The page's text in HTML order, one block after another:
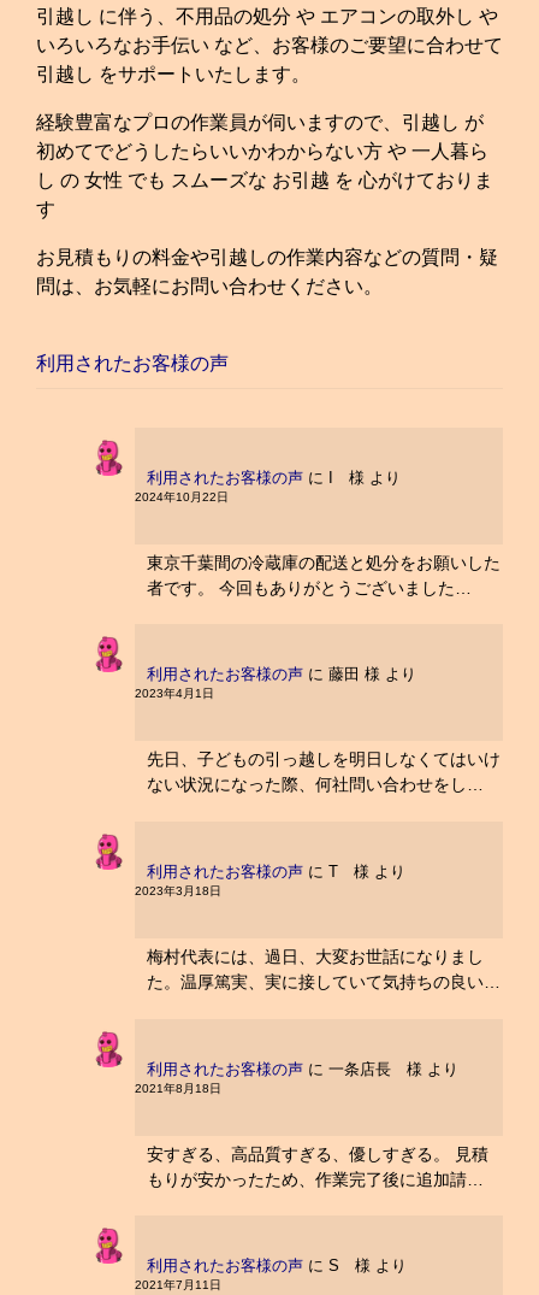
引越し に伴う、不用品の処分 や エアコンの取外し や
いろいろなお手伝い など、お客様のご要望に合わせて
引越し をサポートいたします。
経験豊富なプロの作業員が伺いますので、引越し が
初めてでどうしたらいいかわからない方 や 一人暮ら
し の 女性 でも スムーズな お引越 を 心がけておりま
す
お見積もりの料金や引越しの作業内容などの質問・疑
問は、お気軽にお問い合わせください。
利用されたお客様の声
利用されたお客様の声 に I 様 より
2024年10月22日
東京千葉間の冷蔵庫の配送と処分をお願いした
者です。 今回もありがとうございました…
利用されたお客様の声 に 藤田 様 より
2023年4月1日
先日、子どもの引っ越しを明日しなくてはいけ
ない状況になった際、何社問い合わせをし…
利用されたお客様の声 に T 様 より
2023年3月18日
梅村代表には、過日、大変お世話になりまし
た。温厚篤実、実に接していて気持ちの良い…
利用されたお客様の声 に 一条店長 様 より
2021年8月18日
安すぎる、高品質すぎる、優しすぎる。 見積
もりが安かったため、作業完了後に追加請…
利用されたお客様の声 に S 様 より
2021年7月11日